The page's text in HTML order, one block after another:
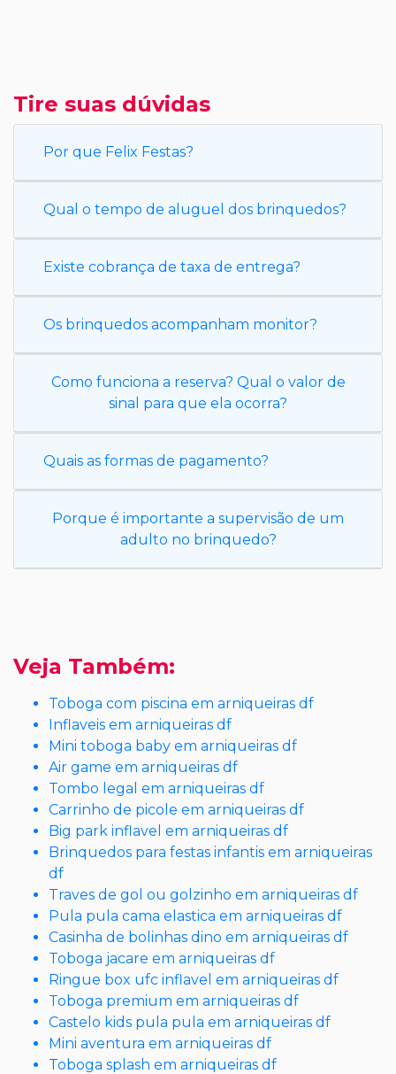
Tire suas dúvidas
Por que Felix Festas?
Qual o tempo de aluguel dos brinquedos?
Existe cobrança de taxa de entrega?
Os brinquedos acompanham monitor?
Como funciona a reserva? Qual o valor de
sinal para que ela ocorra?
Quais as formas de pagamento?
Porque é importante a supervisão de um
adulto no brinquedo?
Veja Também:
Toboga com piscina em arniqueiras df
Inflaveis em arniqueiras df
Mini toboga baby em arniqueiras df
Air game em arniqueiras df
Tombo legal em arniqueiras df
Carrinho de picole em arniqueiras df
Big park inflavel em arniqueiras df
Brinquedos para festas infantis em arniqueiras
df
Traves de gol ou golzinho em arniqueiras df
Pula pula cama elastica em arniqueiras df
Casinha de bolinhas dino em arniqueiras df
Toboga jacare em arniqueiras df
Ringue box ufc inflavel em arniqueiras df
Toboga premium em arniqueiras df
Castelo kids pula pula em arniqueiras df
Mini aventura em arniqueiras df
Toboga splash em arniqueiras df